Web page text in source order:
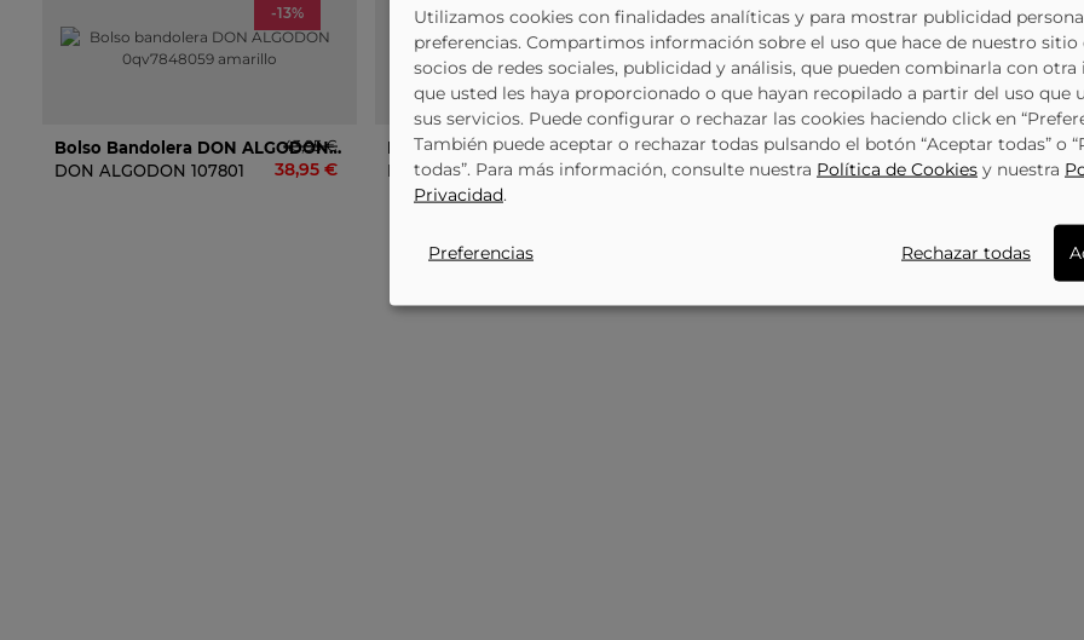
-13%
Bolso Bandolera DON ALGODON 0qv7848059 Amarillo
DON ALGODON 107801 38,95 €
43,95 €
-20%
Bolso Bandolera DON ALGODON 0ri7826051 En Camel
DON ALGODON114837 34,35 €
42,95 €
-22%
Bolso Bandolera Verde DON ALGODON 0ri7833127
DON ALGODON114858 35,95 €
44,95 €
Utilizamos cookies con finalidades analíticas y para mostrar publicidad
preferencias. Compartimos información sobre el uso que hace de nuestro sitio
socios de redes sociales, publicidad y análisis, que pueden combinarla con
que usted les haya proporcionado o que hayan recopilado a partir del uso que
sus servicios. Puede configurar o rechazar las cookies haciendo click en
También puede aceptar o rechazar todas pulsando el botón “Aceptar todas” o
todas”. Para más información, consulte nuestra Política de Cookies y nuestra
Privacidad.
Preferencias Rechazar todas